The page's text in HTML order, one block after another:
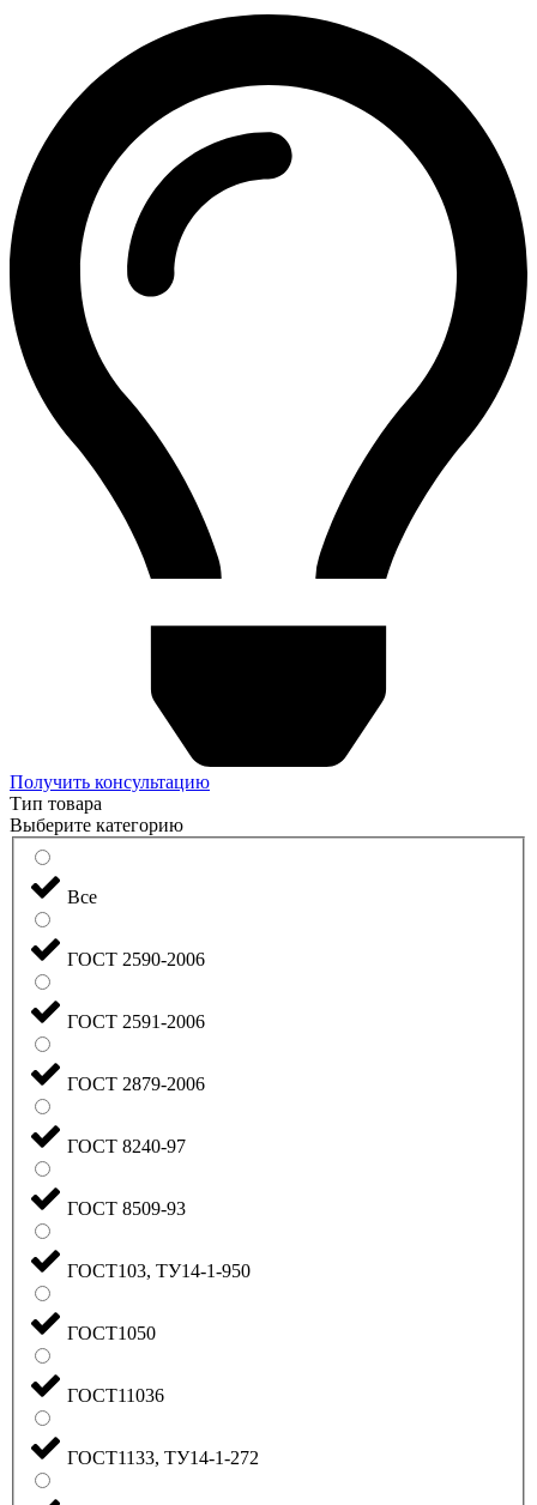
Получить консультацию
Тип товара
Выберите категорию
Все
ГОСТ 2590-2006
ГОСТ 2591-2006
ГОСТ 2879-2006
ГОСТ 8240-97
ГОСТ 8509-93
ГОСТ103, ТУ14-1-950
ГОСТ1050
ГОСТ11036
ГОСТ1133, ТУ14-1-272